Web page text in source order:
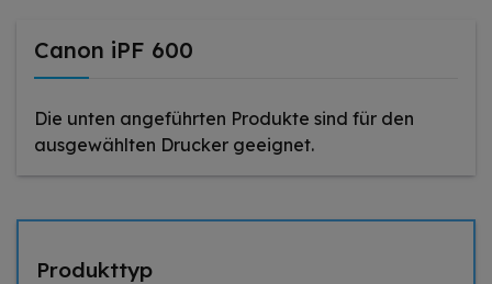
Canon iPF 600
Die unten angeführten Produkte sind für den
ausgewählten Drucker geeignet.
Produkttyp